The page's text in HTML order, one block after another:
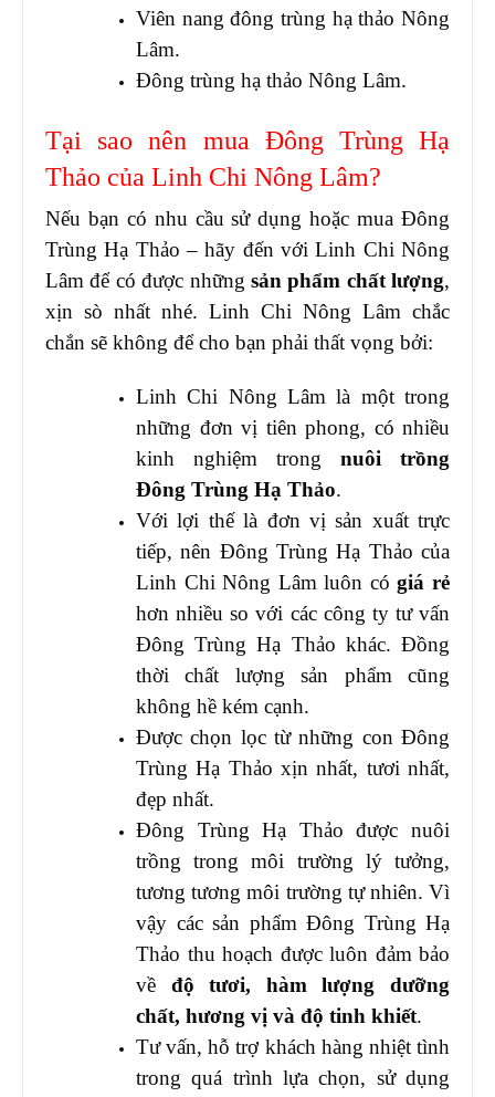
Viên nang đông trùng hạ thảo Nông
Lâm.
Đông trùng hạ thảo Nông Lâm.
Tại sao nên mua Đông Trùng Hạ
Thảo của Linh Chi Nông Lâm?
Nếu bạn có nhu cầu sử dụng hoặc mua Đông
Trùng Hạ Thảo – hãy đến với Linh Chi Nông
Lâm để có được những sản phẩm chất lượng,
xịn sò nhất nhé. Linh Chi Nông Lâm chắc
chắn sẽ không để cho bạn phải thất vọng bởi:
Linh Chi Nông Lâm là một trong
những đơn vị tiên phong, có nhiều
kinh nghiệm trong nuôi trồng
Đông Trùng Hạ Thảo.
Với lợi thế là đơn vị sản xuất trực
tiếp, nên Đông Trùng Hạ Thảo của
Linh Chi Nông Lâm luôn cógiá rẻ
hơn nhiều so với các công ty tư vấn
Đông Trùng Hạ Thảo khác. Đồng
thời chất lượng sản phẩm cũng
không hề kém cạnh.
Được chọn lọc từ những con Đông
Trùng Hạ Thảo xịn nhất, tươi nhất,
đẹp nhất.
Đông Trùng Hạ Thảo được nuôi
trồng trong môi trường lý tưởng,
tương tương môi trường tự nhiên. Vì
vậy các sản phẩm Đông Trùng Hạ
Thảo thu hoạch được luôn đảm bảo
về độ tươi, hàm lượng dưỡng
chất, hương vị và độ tinh khiết.
Tư vấn, hỗ trợ khách hàng nhiệt tình
trong quá trình lựa chọn, sử dụng